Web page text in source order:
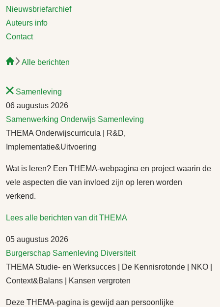
Nieuwsbriefarchief
Auteurs info
Contact
Alle berichten
Samenleving
06 augustus 2026
Samenwerking Onderwijs Samenleving
THEMA Onderwijscurricula | R&D,
Implementatie&Uitvoering
Wat is leren? Een THEMA-webpagina en project waarin de
vele aspecten die van invloed zijn op leren worden
verkend.
Lees alle berichten van dit THEMA
05 augustus 2026
Burgerschap Samenleving Diversiteit
THEMA Studie- en Werksucces | De Kennisrotonde | NKO |
Context&Balans | Kansen vergroten
Deze THEMA-pagina is gewijd aan persoonlijke